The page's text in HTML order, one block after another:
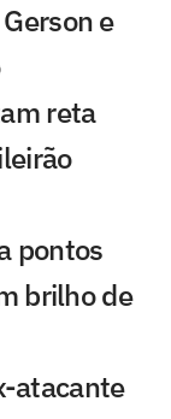
e
reta
pontos
brilho de
atacante